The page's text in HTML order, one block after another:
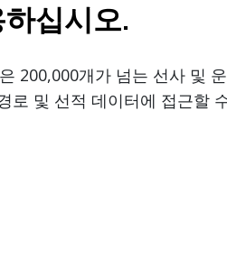
십시오.
200,000개가 넘는 선사 및
로 및 선적 데이터에 접근할